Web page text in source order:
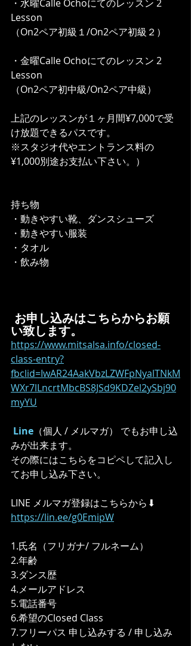
・水曜Calle Ochoにてのレッスン 2
Lesson
（On2ペア初級１/On2ペア初級２）
・金曜Calle Ochoにてのレッスン 2
Lesson
（On2ペア初中級/On2ペア中級）
上記のレッスンが１ヶ月間¥7,000で受
け放題できるパスです。
※スタジオ代やエントランス料の
¥1,000別途お支払い下さい。）
持ち物
・動きやすい靴、ダンスシューズ
・動きやすい服装
・タオル
・飲み物
お申し込みはこちらからお願
い致します。
https://www.mitsalsa.info/closed-
class-entry?
fbclid=IwAR24AakVbzLZWFpNyalTNkM
WXr7lLncrtMbcBS8JSd9KDZel2ySbj90
myYU
Line （個人 / メルマガ） でもお申し込
みが出来ます。
その際にはこちらをコピペして記入し
てお申し込み下さい。
LINE メルマガ登録はこちらから⬇︎
https://lin.ee/g0EmipW
1.氏名（フリガナ/ フルネーム）
2.年齢
3.ダンス歴
4.メールアドレス
5.電話番号
6.希望のClosed Class
7.フリーパス 申し込みする / 申し込み